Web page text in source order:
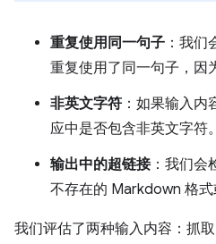
重复使用同一句子 ：我
重复使用了同一句子，因
非英文字符 ：如果输入
应中是否包含非英文字符。
输出中的超链接：我们会
不存在的 Markdown 格式
我们评估了两种输入内容：抓取